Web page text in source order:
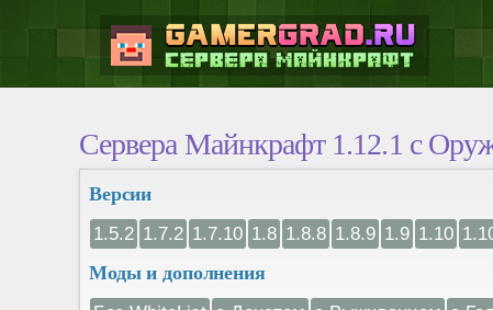
Сервера Майнкрафт 1.12.1 с
Версии
1.5.2 1.7.2 1.7.10 1.8 1.8.8 1.8.9 1.9 1.10
Моды и дополнения